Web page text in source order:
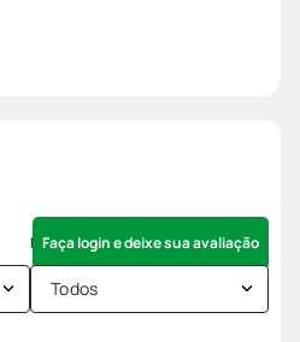
Faça login e deixe sua avaliação
Todos